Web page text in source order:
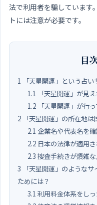
法で利用者を騙しています
トには注意が必要です。
目
1 「天星開運」という占
1.1 「天星開運」が見
1.2「天星開運」が行
2 「天星開運」の所在地
2.1 企業名や代表名を
2.2日本の法律が適用
2.3 捜査手続きが煩雑
3 「天星開運」のような
ためには？
3.1 利用料金体系をし